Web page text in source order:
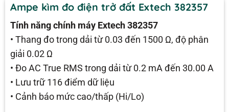
Ampe kìm đo điện trở đất Extech 382357
Tính năng chính máy Extech 382357
• Thang đo trong dải từ 0.03 đến 1500 Ω, độ phân
giải 0.02 Ω
• Đo AC True RMS trong dải từ 0.2 mA đến 30.00 A
• Lưu trữ 116 điểm dữ liệu
• Cảnh báo mức cao/thấp (Hi/Lo)